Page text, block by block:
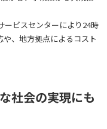
ービスセンターにより24時
、地方拠点によるコスト
社会の実現にも